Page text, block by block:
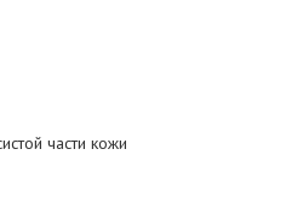
части кожи